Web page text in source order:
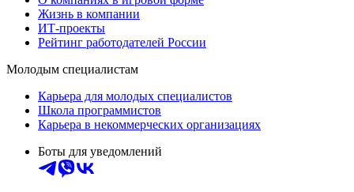
Жизнь в компании
ИТ-проекты
Рейтинг работодателей России
Молодым специалистам
Карьера для молодых специалистов
Школа программистов
Карьера в некоммерческих организациях
Боты для уведомлений